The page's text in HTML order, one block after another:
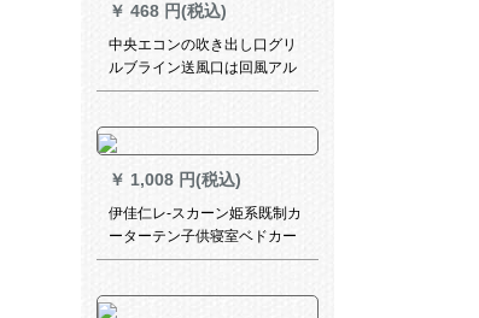
￥ 468 円(税込)
中央エコンの吹き出し口グリ
ルブライン送風口は回風アル
ミン検査修理口ABS二階風口
￥ 1,008 円(税込)
伊佳仁レ-スカーン姫系既制カ
ーターテン子供寝室ベドカー
リングスタムダーダーダーダ
ターターテーパーパーパーパ